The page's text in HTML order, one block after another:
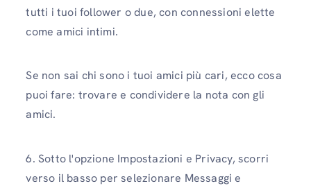
tutti i tuoi follower o due, con connessioni elette
come amici intimi.
Se non sai chi sono i tuoi amici più cari, ecco cosa
puoi fare: trovare e condividere la nota con gli
amici.
6. Sotto l'opzione Impostazioni e Privacy, scorri
verso il basso per selezionare Messaggi e